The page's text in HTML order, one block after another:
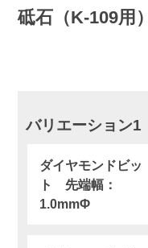
砥石（K-109用）
バリエーション1
ダイヤモンドビッ
ト 先端幅：
1.0mmΦ